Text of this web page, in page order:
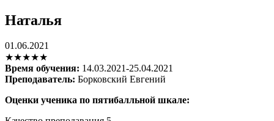
Наталья
01.06.2021
★★★★★
Время обучения: 14.03.2021-25.04.2021
Преподаватель: Борковский Евгений
Оценки ученика по пятибалльной шкале: